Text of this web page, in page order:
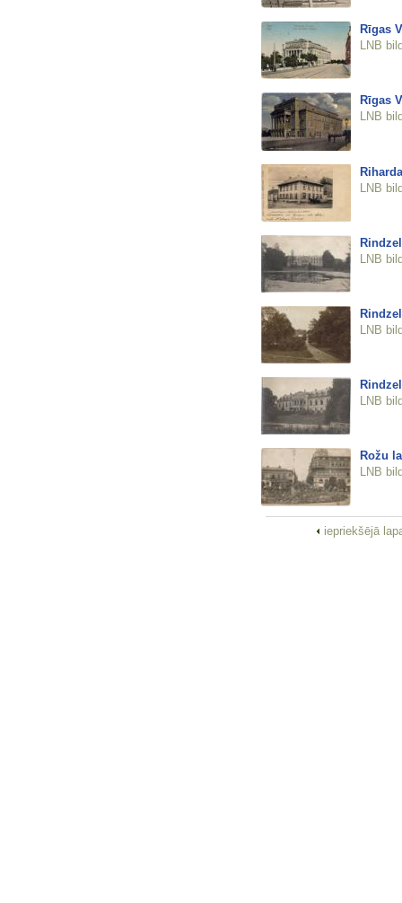
Rīgas
LNB
Rīgas
LNB
LNB
LNB
LNB
LNB
Rožu
LNB
iepriekšējā